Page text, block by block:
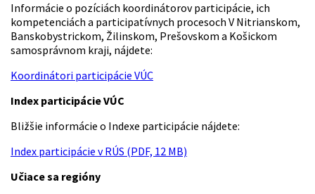
Informácie o pozíciách koordinátorov participácie, ich
kompetenciách a participatívnych procesoch V Nitrianskom,
Banskobystrickom, Žilinskom, Prešovskom a Košickom
samosprávnom kraji, nájdete:
Koordinátori participácie VÚC
Index participácie VÚC
Bližšie informácie o Indexe participácie nájdete:
Index participácie v RÚS (PDF, 12 MB)
Učiace sa regióny